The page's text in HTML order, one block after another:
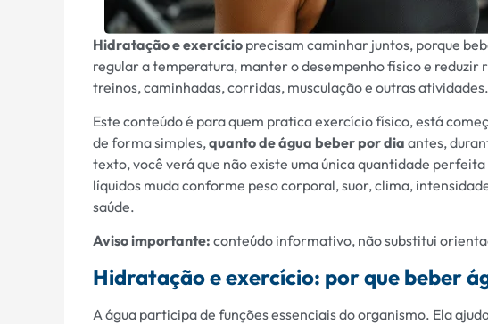
Hidratação e exercício precisam caminhar juntos, porque
regular a temperatura, manter o desempenho físico e reduzir
treinos, caminhadas, corridas, musculação e outras atividades.
Este conteúdo é para quem pratica exercício físico, está
de forma simples,quanto de água beber por dia antes,
texto, você verá que não existe uma única quantidade
líquidos muda conforme peso corporal, suor, clima,
saúde.
Aviso importante: conteúdo informativo, não substitui
Hidratação e exercício: por que beber
A água participa de funções essenciais do organismo. Ela